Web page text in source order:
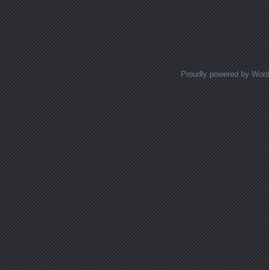
Proudly powered by